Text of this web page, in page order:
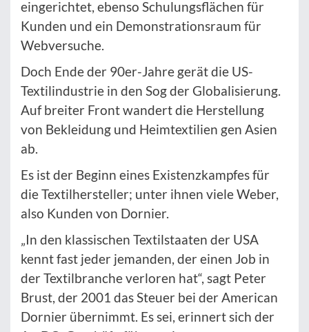
eingerichtet, ebenso Schulungsflächen für
Kunden und ein Demonstrationsraum für
Webversuche.
Doch Ende der 90er-Jahre gerät die US-
Textilindustrie in den Sog der Globalisierung.
Auf breiter Front wandert die Herstellung
von Bekleidung und Heimtextilien gen Asien
ab.
Es ist der Beginn eines Existenzkampfes für
die Textilhersteller; unter ihnen viele Weber,
also Kunden von Dornier.
„In den klassischen Textilstaaten der USA
kennt fast jeder jemanden, der einen Job in
der Textilbranche verloren hat“, sagt Peter
Brust, der 2001 das Steuer bei der American
Dornier übernimmt. Es sei, erinnert sich der